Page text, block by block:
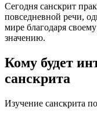
Сегодня санскрит
повседневной речи,
мире благодаря
значению.
Кому будет
санскрита
Изучение санскрита